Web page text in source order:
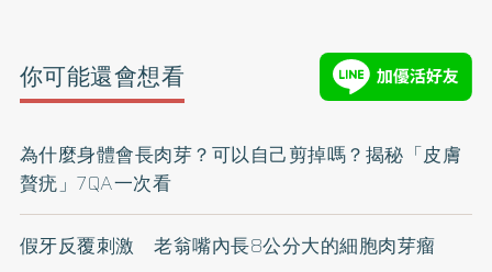
你可能還會想看
為什麼身體會長肉芽？可以自己剪掉嗎？揭秘「皮膚
贅疣」7QA一次看
假牙反覆刺激 老翁嘴內長8公分大的細胞肉芽瘤